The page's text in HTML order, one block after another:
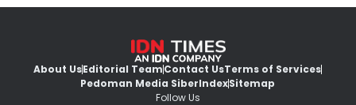
About UsEditorial TeamContact UsTerms of Services
Pedoman Media SiberIndexSitemap
Follow Us